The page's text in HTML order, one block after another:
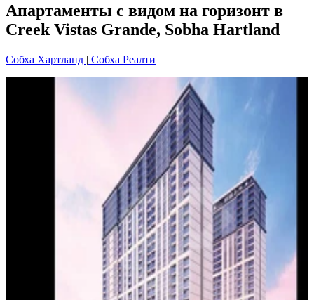
Апартаменты с видом на горизонт в
Creek Vistas Grande, Sobha Hartland
Собха Хартланд | Собха Реалти